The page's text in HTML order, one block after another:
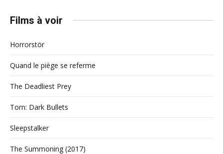
Films à voir
Horrorstör
Quand le piège se referme
The Deadliest Prey
Torn: Dark Bullets
Sleepstalker
The Summoning (2017)